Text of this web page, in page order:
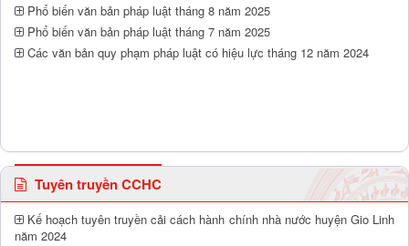
Phổ biến văn bản pháp luật tháng 8 năm 2025
Phổ biến văn bản pháp luật tháng 7 năm 2025
Các văn bản quy phạm pháp luật có hiệu lực tháng 12 năm 2024
Tuyên truyền CCHC
Kế hoạch tuyên truyền cải cách hành chính nhà nước huyện Gio Linh
năm 2024